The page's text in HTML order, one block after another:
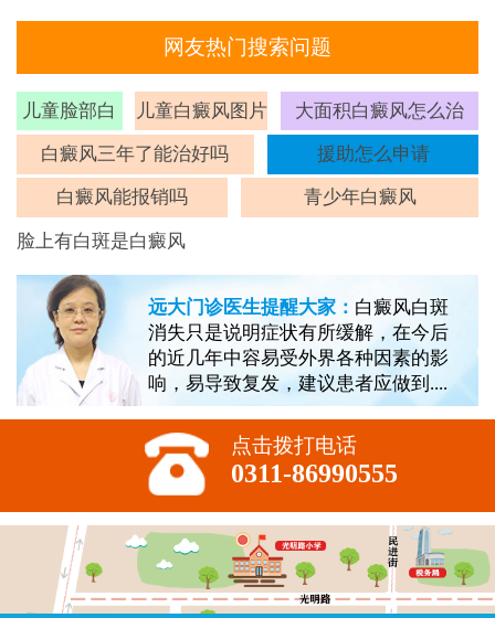
网友热门搜索问题
儿童脸部白
斑
儿童白癜风图片 大面积白癜风怎么治
白癜风三年了能治好吗 援助怎么申请
白癜风能报销吗 青少年白癜风
脸上有白斑是白癜风
远大门诊医生提醒大家： 白癜风白斑
消失只是说明症状有所缓解，在今后
的近几年中容易受外界各种因素的影
响，易导致复发，建议患者应做到....
点击拨打电话
0311-86990555